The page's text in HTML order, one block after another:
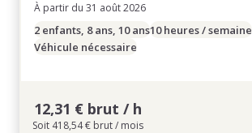
À partir du 31 août 2026
2 enfants, 8 ans, 10 ans10 heures / semaine
Véhicule nécessaire
12,31 € brut / h
Soit 418,54 € brut / mois